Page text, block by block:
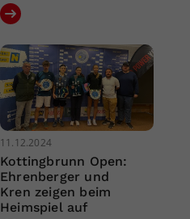
11.12.2024
Kottingbrunn Open:
Ehrenberger und
Kren zeigen beim
Heimspiel auf